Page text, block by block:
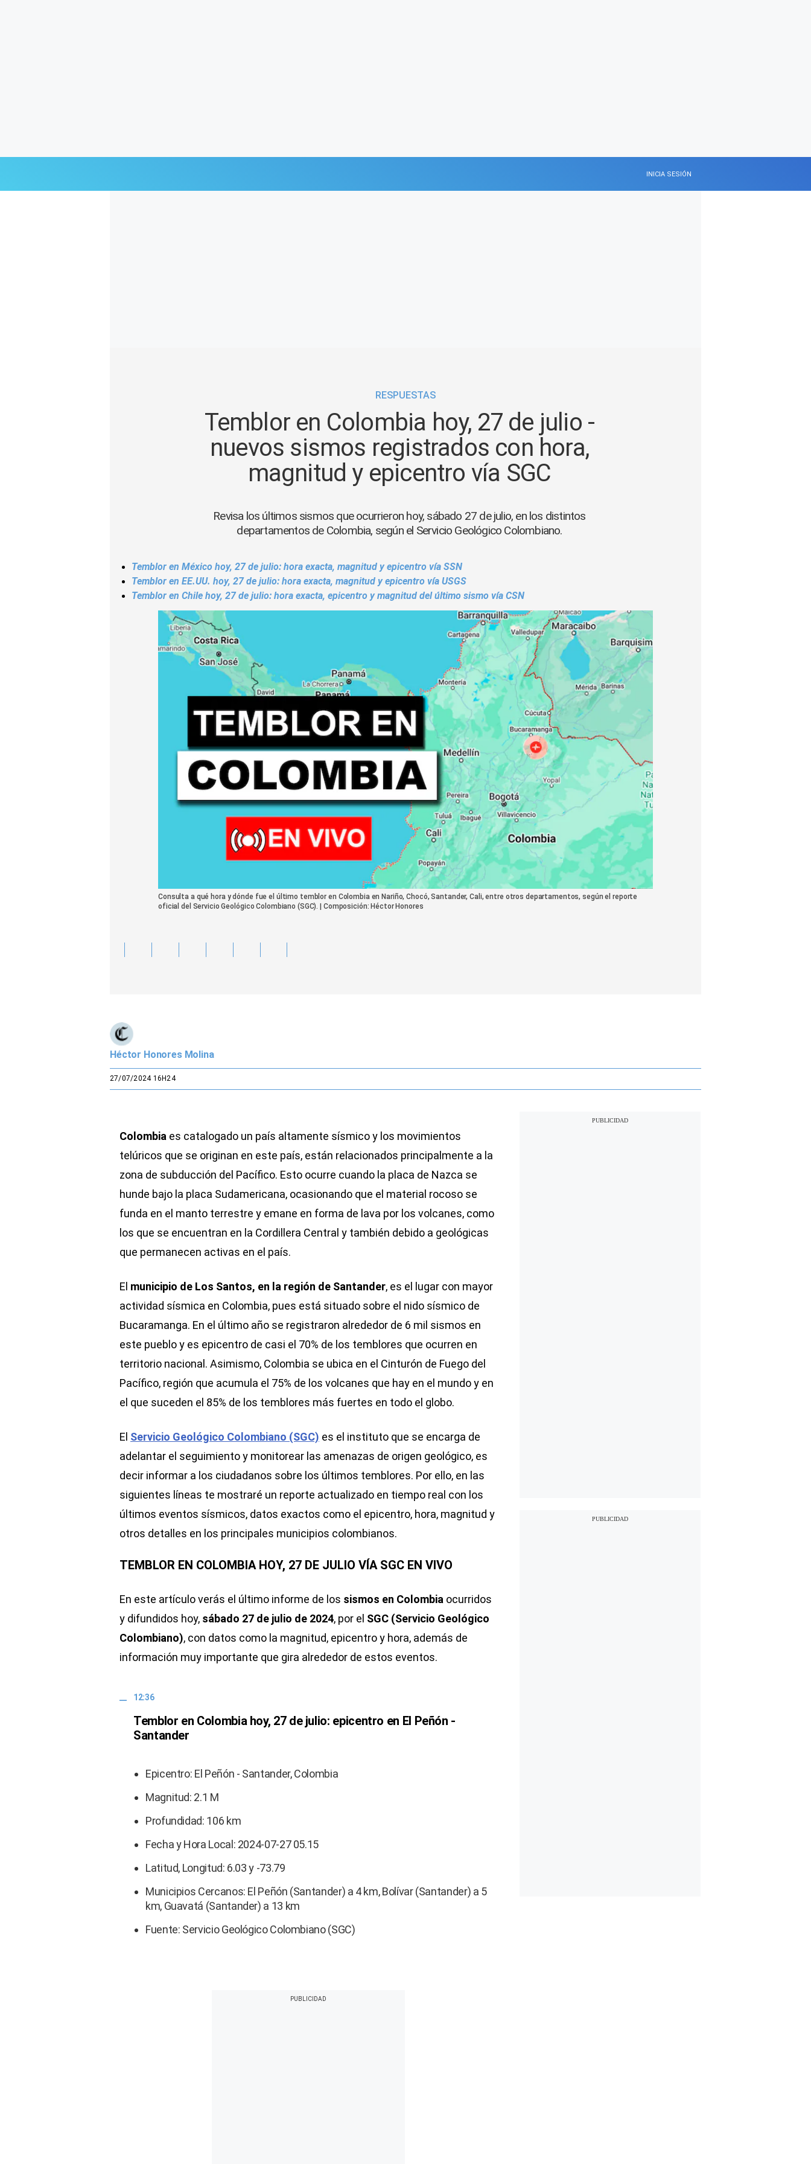
INICIA SESIÓN
RESPUESTAS
Temblor en Colombia hoy, 27 de julio -
nuevos sismos registrados con hora,
magnitud y epicentro vía SGC
Revisa los últimos sismos que ocurrieron hoy, sábado 27 de julio, en los distintos
departamentos de Colombia, según el Servicio Geológico Colombiano.
Temblor en México hoy, 27 de julio: hora exacta, magnitud y epicentro vía SSN
Temblor en EE.UU. hoy, 27 de julio: hora exacta, magnitud y epicentro vía USGS
Temblor en Chile hoy, 27 de julio: hora exacta, epicentro y magnitud del último sismo vía CSN
Consulta a qué hora y dónde fue el último temblor en Colombia en Nariño, Chocó, Santander, Cali, entre otros departamentos, según el reporte
oficial del Servicio Geológico Colombiano (SGC). | Composición: Héctor Honores
Héctor Honores Molina
27/07/2024 16H24
Colombia es catalogado un país altamente sísmico y los movimientos
telúricos que se originan en este país, están relacionados principalmente a la
zona de subducción del Pacífico. Esto ocurre cuando la placa de Nazca se
hunde bajo la placa Sudamericana, ocasionando que el material rocoso se
funda en el manto terrestre y emane en forma de lava por los volcanes, como
los que se encuentran en la Cordillera Central y también debido a geológicas
que permanecen activas en el país.
El municipio de Los Santos, en la región de Santander, es el lugar con mayor
actividad sísmica en Colombia, pues está situado sobre el nido sísmico de
Bucaramanga. En el último año se registraron alrededor de 6 mil sismos en
este pueblo y es epicentro de casi el 70% de los temblores que ocurren en
territorio nacional. Asimismo, Colombia se ubica en el Cinturón de Fuego del
Pacífico, región que acumula el 75% de los volcanes que hay en el mundo y en
el que suceden el 85% de los temblores más fuertes en todo el globo.
El Servicio Geológico Colombiano (SGC) es el instituto que se encarga de
adelantar el seguimiento y monitorear las amenazas de origen geológico, es
decir informar a los ciudadanos sobre los últimos temblores. Por ello, en las
siguientes líneas te mostraré un reporte actualizado en tiempo real con los
últimos eventos sísmicos, datos exactos como el epicentro, hora, magnitud y
otros detalles en los principales municipios colombianos.
TEMBLOR EN COLOMBIA HOY, 27 DE JULIO VÍA SGC EN VIVO
En este artículo verás el último informe de los sismos en Colombia ocurridos
y difundidos hoy, sábado 27 de julio de 2024, por el SGC (Servicio Geológico
Colombiano), con datos como la magnitud, epicentro y hora, además de
información muy importante que gira alrededor de estos eventos.
12:36
Temblor en Colombia hoy, 27 de julio: epicentro en El Peñón -
Santander
Epicentro: El Peñón - Santander, Colombia
Magnitud: 2.1 M
Profundidad: 106 km
Fecha y Hora Local: 2024-07-27 05.15
Latitud, Longitud: 6.03 y -73.79
Municipios Cercanos: El Peñón (Santander) a 4 km, Bolívar (Santander) a 5
km, Guavatá (Santander) a 13 km
Fuente: Servicio Geológico Colombiano (SGC)